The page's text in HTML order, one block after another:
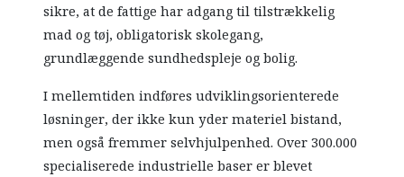
sikre, at de fattige har adgang til tilstrækkelig
mad og tøj, obligatorisk skolegang,
grundlæggende sundhedspleje og bolig.
I mellemtiden indføres udviklingsorienterede
løsninger, der ikke kun yder materiel bistand,
men også fremmer selvhjulpenhed. Over 300.000
specialiserede industrielle baser er blevet